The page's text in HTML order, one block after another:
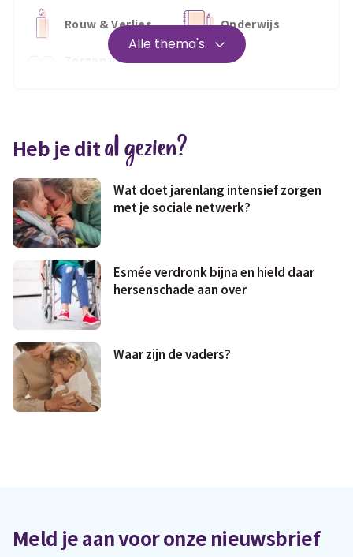
Rouw & Verlies Onderwijs
Zorgen voor
Wonen
Geld & wetten
Alle thema's
Heb je dital gezien?
Wat doet jarenlang intensief zorgen
met je sociale netwerk?
Esmée verdronk bijna en hield daar
hersenschade aan over
Waar zijn de vaders?
Meld je aan voor onze nieuwsbrief